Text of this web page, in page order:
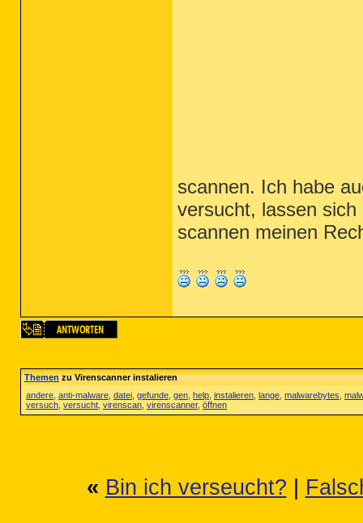
scannen. Ich habe
versucht, lassen
scannen meinen
Themenzu Virenscanner instalieren
andere anti-malware datei gefunde gen help instalieren lange malwarebytes
versuch versucht virenscan virenscanner, öffnen
« Bin ich verseucht?